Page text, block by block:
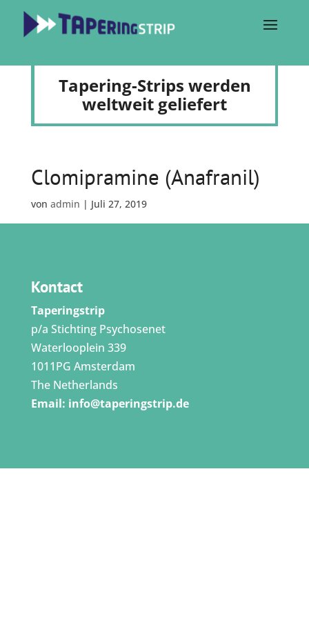
Tapering-Strips werden
weltweit geliefert
Clomipramine (Anafranil)
von admin | Juli 27, 2019
Kontact
Taperingstrip
p/a Stichting Psychosenet
Waterlooplein 339
1011PG Amsterdam
The Netherlands
Email: info@taperingstrip.de